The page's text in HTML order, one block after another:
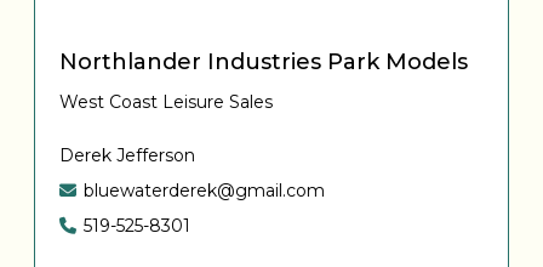
Northlander Industries Park Models
West Coast Leisure Sales
Derek Jefferson
bluewaterderek@gmail.com
519-525-8301